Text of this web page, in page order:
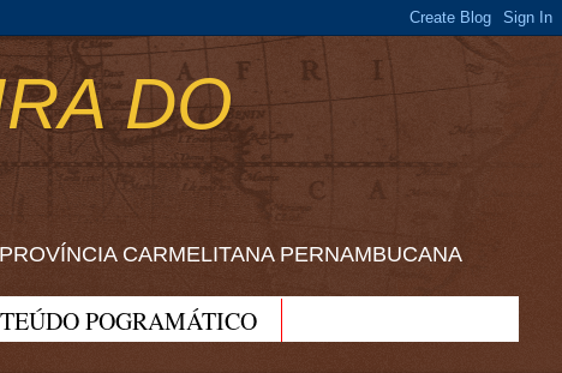
DO
CARMELITANA PERNAMBUCANA
POGRAMÁTICO